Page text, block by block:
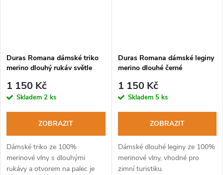
Duras Romana dámské triko
merino dlouhý rukáv světle
1 150 Kč
Skladem 2 ks
ZOBRAZIT
Dámské triko ze 100%
merinové vlny s dlouhými
rukávy a otvorem na palec je
Duras Romana dámské leginy
merino dlouhé černé
1 150 Kč
Skladem 5 ks
ZOBRAZIT
Dámské dlouhé leginy ze 100%
merinové vlny, vhodné pro
zimní turistiku.